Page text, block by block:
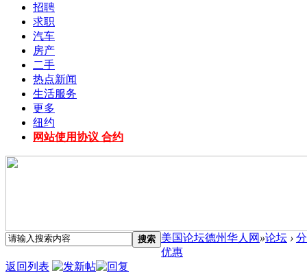
招聘
求职
汽车
房产
二手
热点新闻
生活服务
更多
纽约
网站使用协议 合约
搜索 美国论坛德州华人网 »论坛 ›
优惠
返回列表